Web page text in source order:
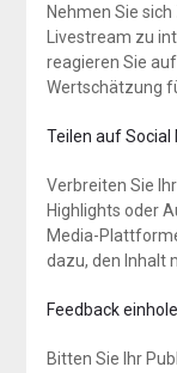
Nehmen Sie
Livestream zu
reagieren Sie
Wertschätzung
Teilen auf Social
Verbreiten Sie
Highlights oder
Media-
dazu, den Inhalt
Feedback
Bitten Sie Ihr